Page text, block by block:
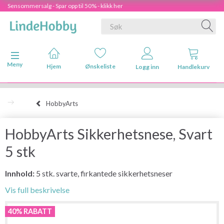
Sensommersalg - Spar opp til 50% - klikk her
Veksle navigasjon
Meny
Hjem Ønskeliste Logg inn Handlekurv
HobbyArts
HobbyArts Sikkerhetsnese, Svart
5 stk
Innhold: 5 stk. svarte, firkantede sikkerhetsneser
Vis full beskrivelse
40% RABATT